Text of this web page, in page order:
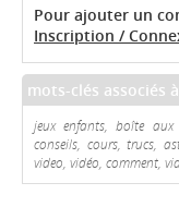
Pour ajouter un
Inscription /
mots-clés associés
jeux enfants, boîte aux
conseils, cours, trucs,
video, vidéo, comment,